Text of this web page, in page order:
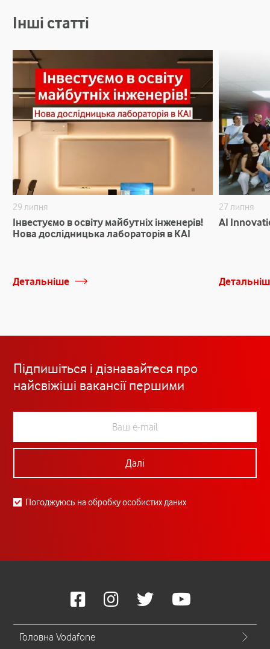
Інші статті
29 липня
Інвестуємо в освіту майбутніх інженерів!
Нова дослідницька лабораторія в КАІ
Детальніше
27 липня
AI
Підпишіться і дізнавайтеся про
найсвіжіші вакансії першими
Далі
Погоджуюсь на обробку особистих даних
Головна Vodafone